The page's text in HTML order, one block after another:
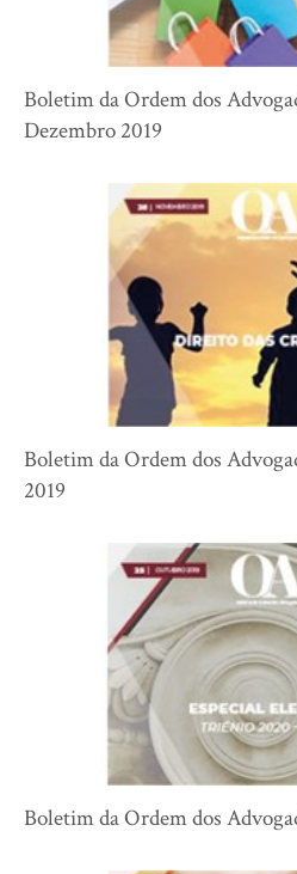
Boletim da Ordem dos
Dezembro 2019
Boletim da Ordem dos
2019
Boletim da Ordem dos